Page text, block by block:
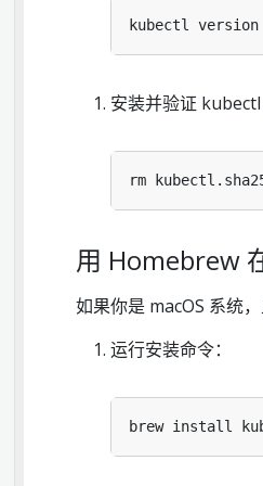
安装并验证 kubectl
用 Homebrew
如果你是 macOS 系统
运行安装命令：